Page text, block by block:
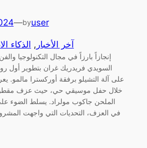
—byuser
آخر الأخبار , الذكاء
إنجازاً بارزاً في مجال التكنولوجيا
السويدي فريدريك غران بتطوير أول
على آلة التشيلو برفقة أوركسترا مالمو.
خلال حفل موسيقي حي، حيث عزف
الملحن جاكوب مولراد. يسلط الضوء
في العزف، التحديات التي واجهت